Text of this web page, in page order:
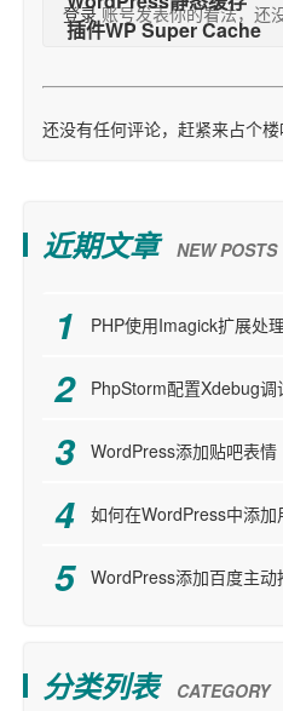
登录账号发表你的看法，还
还没有任何评论，赶紧来占个楼
近期文章 NEW POSTS
PHP使用Imagick扩展处
PhpStorm配置Xdebug
WordPress添加贴吧表情
如何在WordPress中添加
WordPress添加百度主动
分类列表 CATEGORY